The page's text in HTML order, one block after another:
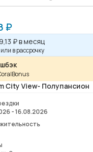
₽
₽в месяц
в рассрочку
City View- Полупансион
- 16.08.2026